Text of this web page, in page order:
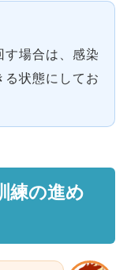
場合は、感染
る状態にしてお
練の進め